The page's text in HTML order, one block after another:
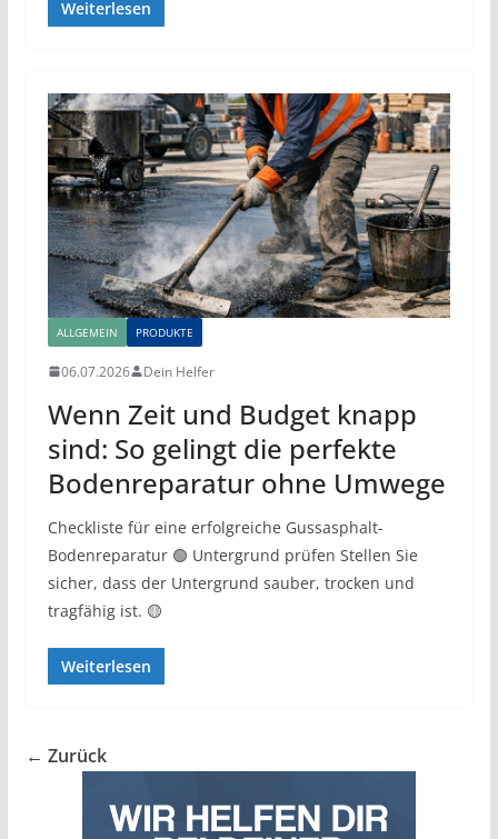
Weiterlesen
ALLGEMEIN PRODUKTE
06.07.2026 Dein Helfer
Wenn Zeit und Budget knapp
sind: So gelingt die perfekte
Bodenreparatur ohne Umwege
Checkliste für eine erfolgreiche Gussasphalt-
Bodenreparatur 🟢 Untergrund prüfen Stellen Sie
sicher, dass der Untergrund sauber, trocken und
tragfähig ist. 🟡
Weiterlesen
← Zurück